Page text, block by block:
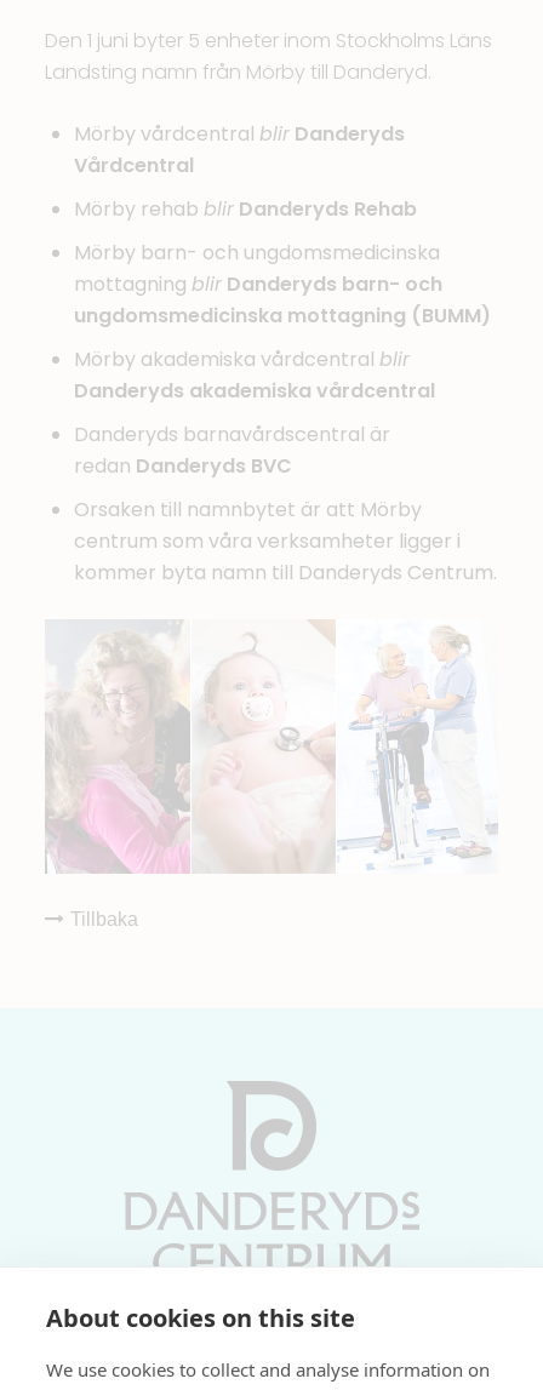
About cookies on this site
We use cookies to collect and analyse information on
Den 1 juni byter 5 enheter inom Stockholms Läns
Landsting namn från Mörby till Danderyd.
Mörby vårdcentralblir Danderyds
Vårdcentral
Mörby rehabblir Danderyds Rehab
Mörby barn- och ungdomsmedicinska
mottagningblir Danderyds barn- och
ungdomsmedicinska mottagning (BUMM)
Mörby akademiska vårdcentralblir
Danderyds akademiska vårdcentral
Danderyds barnavårdscentral är
redan Danderyds BVC
Orsaken till namnbytet är att Mörby
centrum som våra verksamheter ligger i
kommer byta namn till Danderyds Centrum.
Tillbaka